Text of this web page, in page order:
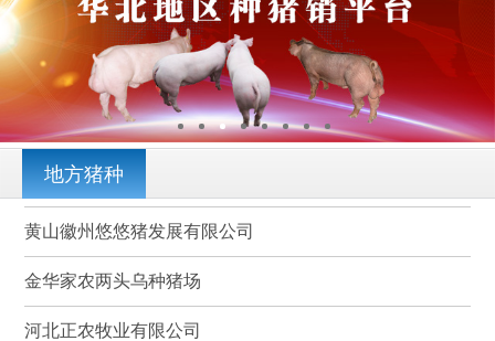
地方猪种
黄山徽州悠悠猪发展有限公司
金华家农两头乌种猪场
河北正农牧业有限公司